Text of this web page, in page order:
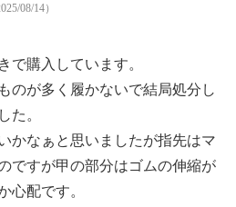
08/14）
で購入しています。
のが多く履かないで結局処分し
た。
かなぁと思いましたが指先はマ
ですが甲の部分はゴムの伸縮が
心配です。